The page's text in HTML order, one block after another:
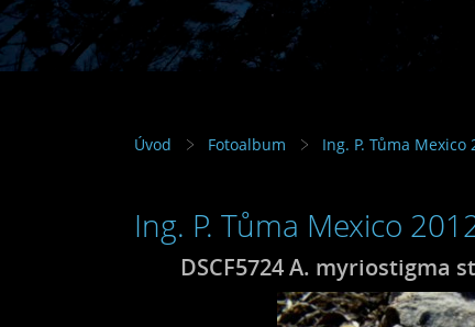
Úvod Fotoalbum Ing. P. Tůma Mexico
Ing. P. Tůma Mexico
DSCF5724 A. myriostigma